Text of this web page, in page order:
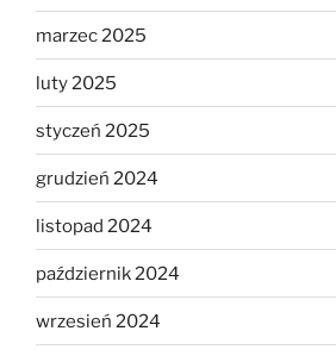
marzec 2025
luty 2025
styczeń 2025
grudzień 2024
listopad 2024
październik 2024
wrzesień 2024